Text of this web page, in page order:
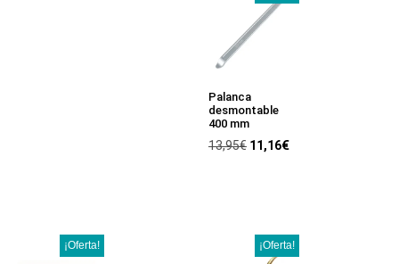
Palanca
desmontable
400 mm
13,95€ 11,16€
¡Oferta! ¡Oferta!